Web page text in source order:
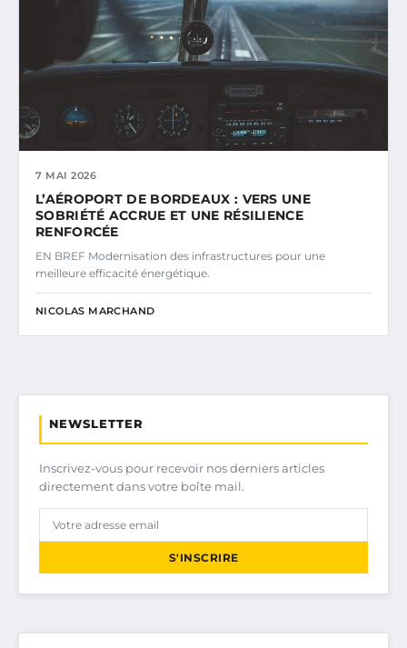
7 MAI 2026
L’AÉROPORT DE BORDEAUX : VERS UNE
SOBRIÉTÉ ACCRUE ET UNE RÉSILIENCE
RENFORCÉE
EN BREF Modernisation des infrastructures pour une
meilleure efficacité énergétique.
NICOLAS MARCHAND
NEWSLETTER
Inscrivez-vous pour recevoir nos derniers articles
directement dans votre boîte mail.
S'INSCRIRE